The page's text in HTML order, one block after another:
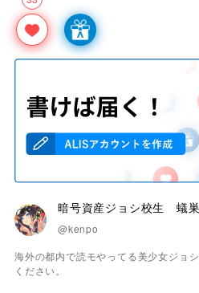
暗号資産ジョシ校生 蟻巣
@kenpo
海外の都内で読モやってる美少女ジョ
ください。